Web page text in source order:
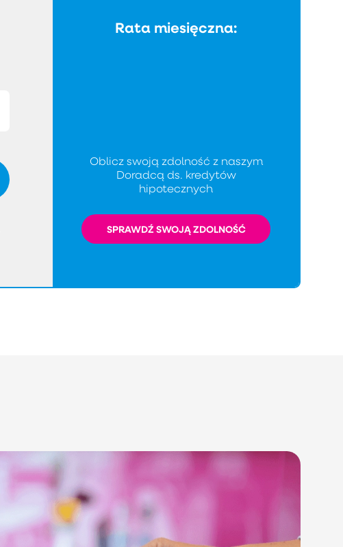
Rata miesięczna:
Oblicz swoją zdolność z naszym
Doradcą ds. kredytów
hipotecznych
SPRAWDŹ SWOJĄ ZDOLNOŚĆ